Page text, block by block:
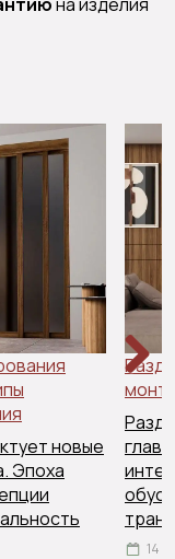
новые
Эпоха
14 /
Next